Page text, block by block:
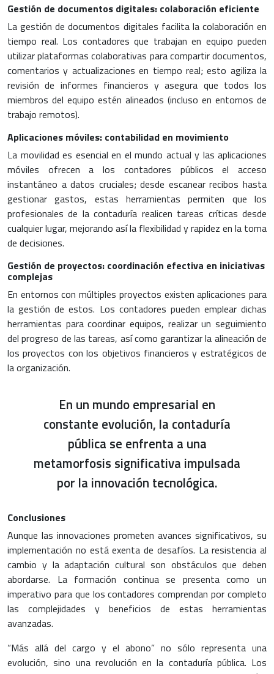
Gestión de documentos digitales: colaboración eficiente
La gestión de documentos digitales facilita la colaboración en
tiempo real. Los contadores que trabajan en equipo pueden
utilizar plataformas colaborativas para compartir documentos,
comentarios y actualizaciones en tiempo real; esto agiliza la
revisión de informes financieros y asegura que todos los
miembros del equipo estén alineados (incluso en entornos de
trabajo remotos).
Aplicaciones móviles: contabilidad en movimiento
La movilidad es esencial en el mundo actual y las aplicaciones
móviles ofrecen a los contadores públicos el acceso
instantáneo a datos cruciales; desde escanear recibos hasta
gestionar gastos, estas herramientas permiten que los
profesionales de la contaduría realicen tareas críticas desde
cualquier lugar, mejorando así la flexibilidad y rapidez en la toma
de decisiones.
Gestión de proyectos: coordinación efectiva en iniciativas
complejas
En entornos con múltiples proyectos existen aplicaciones para
la gestión de estos. Los contadores pueden emplear dichas
herramientas para coordinar equipos, realizar un seguimiento
del progreso de las tareas, así como garantizar la alineación de
los proyectos con los objetivos financieros y estratégicos de
la organización.
En un mundo empresarial en
constante evolución, la contaduría
pública se enfrenta a una
metamorfosis significativa impulsada
por la innovación tecnológica.
Conclusiones
Aunque las innovaciones prometen avances significativos, su
implementación no está exenta de desafíos. La resistencia al
cambio y la adaptación cultural son obstáculos que deben
abordarse. La formación continua se presenta como un
imperativo para que los contadores comprendan por completo
las complejidades y beneficios de estas herramientas
avanzadas.
“Más allá del cargo y el abono” no sólo representa una
evolución, sino una revolución en la contaduría pública. Los